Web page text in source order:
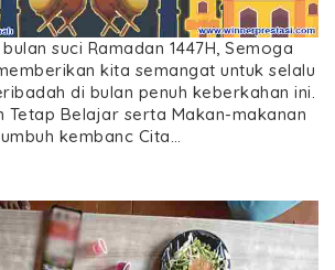
suci Ramadan 1447H, Semoga
kita semangat untuk selalu
di bulan penuh keberkahan ini.
Tetap Belajar serta Makan-makanan
kembanc Cita…